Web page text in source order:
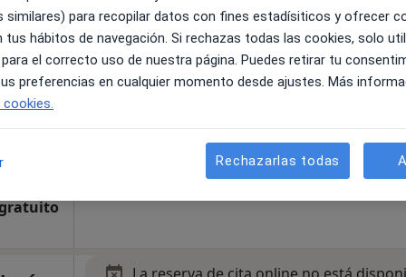
La reserva de cita online no está
Mostrar perfil
similares) para recopilar datos con fines estadísiticos y ofrecer
tus hábitos de navegación. Si rechazas todas las cookies, solo
el correcto uso de nuestra página. Puedes retirar tu
preferencias en cualquier momento desde ajustes. Más
Rechazarlas todas